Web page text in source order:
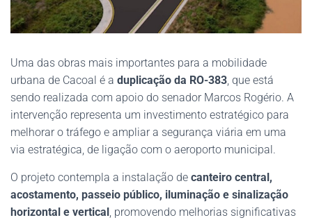
Uma das obras mais importantes para a mobilidade
urbana de Cacoal é a duplicação da RO-383, que está
sendo realizada com apoio do senador Marcos Rogério. A
intervenção representa um investimento estratégico para
melhorar o tráfego e ampliar a segurança viária em uma
via estratégica, de ligação com o aeroporto municipal.
O projeto contempla a instalação de canteiro central,
acostamento, passeio público, iluminação e sinalização
horizontal e vertical , promovendo melhorias significativas